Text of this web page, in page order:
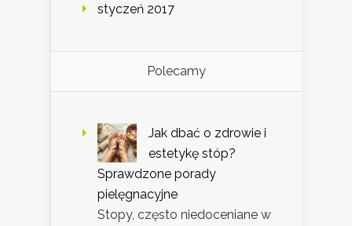
styczeń 2017
Polecamy
Jak dbać o zdrowie i
estetykę stóp?
Sprawdzone porady
pielęgnacyjne
Stopy, często niedoceniane w